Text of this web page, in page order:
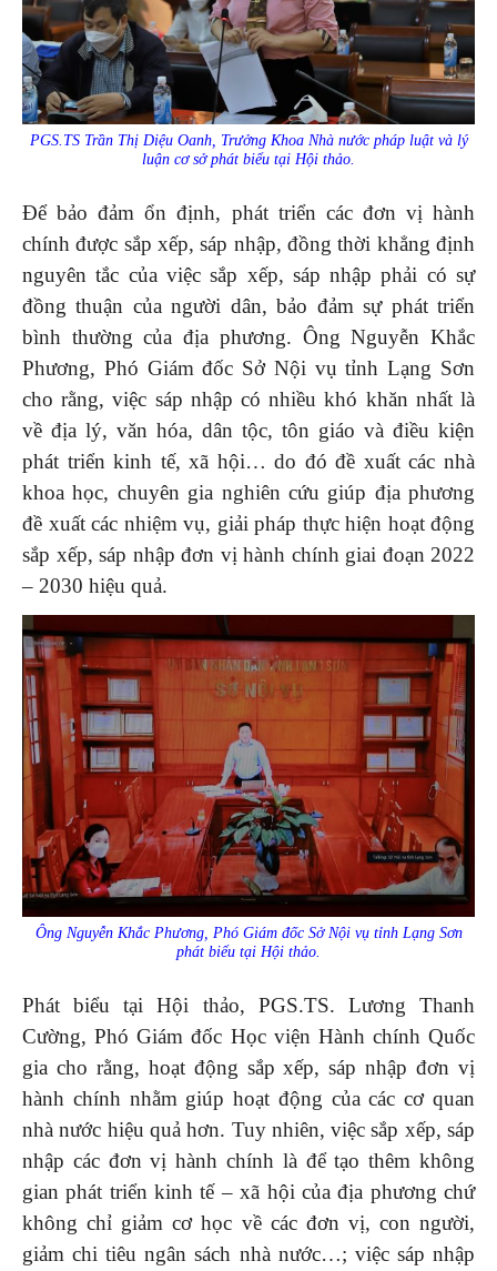
PGS.TS Trần Thị Diệu Oanh, Trưởng Khoa Nhà nước pháp luật và lý
luận cơ sở phát biểu tại Hội thảo.
Để bảo đảm ổn định, phát triển các đơn vị hành
chính được sắp xếp, sáp nhập, đồng thời khẳng định
nguyên tắc của việc sắp xếp, sáp nhập phải có sự
đồng thuận của người dân, bảo đảm sự phát triển
bình thường của địa phương. Ông Nguyễn Khắc
Phương, Phó Giám đốc Sở Nội vụ tỉnh Lạng Sơn
cho rằng, việc sáp nhập có nhiều khó khăn nhất là
về địa lý, văn hóa, dân tộc, tôn giáo và điều kiện
phát triển kinh tế, xã hội… do đó đề xuất các nhà
khoa học, chuyên gia nghiên cứu giúp địa phương
đề xuất các nhiệm vụ, giải pháp thực hiện hoạt động
sắp xếp, sáp nhập đơn vị hành chính giai đoạn 2022
– 2030 hiệu quả.
Ông Nguyễn Khắc Phương, Phó Giám đốc Sở Nội vụ tỉnh Lạng Sơn
phát biểu tại Hội thảo.
Phát biểu tại Hội thảo, PGS.TS. Lương Thanh
Cường, Phó Giám đốc Học viện Hành chính Quốc
gia cho rằng, hoạt động sắp xếp, sáp nhập đơn vị
hành chính nhằm giúp hoạt động của các cơ quan
nhà nước hiệu quả hơn. Tuy nhiên, việc sắp xếp, sáp
nhập các đơn vị hành chính là để tạo thêm không
gian phát triển kinh tế – xã hội của địa phương chứ
không chỉ giảm cơ học về các đơn vị, con người,
giảm chi tiêu ngân sách nhà nước…; việc sáp nhập